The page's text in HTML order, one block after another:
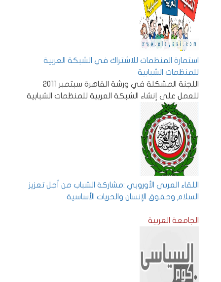
استمارة المنظمات للاشتراك في الشبكة العربية
للمنظمات الشبابية
اللجنة المشكلة في ورشة القاهرة سبتمبر 2011
للعمل على إنشاء الشبكة العربية للمنظمات الشبابية
اللقاء العربي الأوروبي :مشاركة الشباب من أجل تعزيز
السلام وحقوق الإنسان والحريات الأساسية
الجامعة العربية